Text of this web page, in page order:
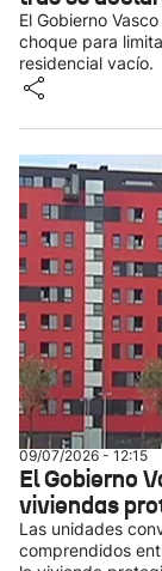
El Gobierno
choque para
residencial vacío.
09/07/2026 - 12:15
El Gobierno
viviendas
Las unidades
comprendidos